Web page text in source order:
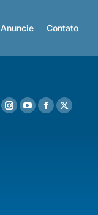
Anuncie Contato